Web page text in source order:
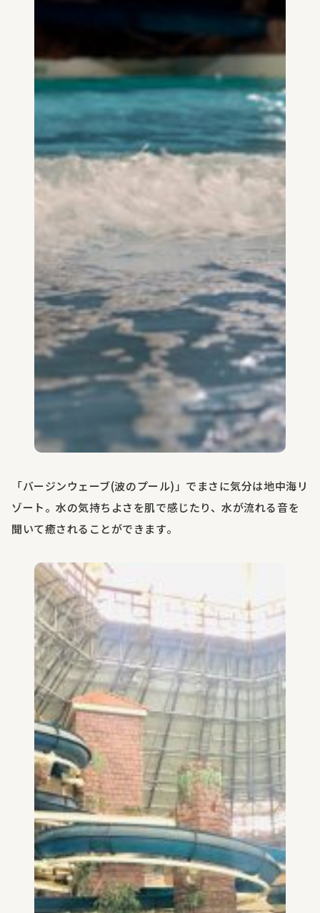
「バージンウェーブ(波のプール)」 でまさに気分は地中海リ
ゾート。水の気持ちよさを肌で感じたり、水が流れる音を
聞いて癒されることができます。